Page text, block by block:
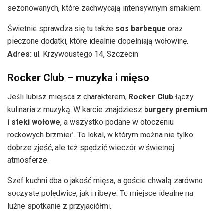
sezonowanych, które zachwycają intensywnym smakiem.
Świetnie sprawdza się tu także sos barbeque oraz
pieczone dodatki, które idealnie dopełniają wołowinę.
Adres: ul. Krzywoustego 14, Szczecin
Rocker Club – muzyka i mięso
Jeśli lubisz miejsca z charakterem, Rocker Club łączy
kulinaria z muzyką. W karcie znajdziesz burgery premium
i steki wołowe, a wszystko podane w otoczeniu
rockowych brzmień. To lokal, w którym można nie tylko
dobrze zjeść, ale też spędzić wieczór w świetnej
atmosferze.
Szef kuchni dba o jakość mięsa, a goście chwalą zarówno
soczyste polędwice, jak i ribeye. To miejsce idealne na
luźne spotkanie z przyjaciółmi.